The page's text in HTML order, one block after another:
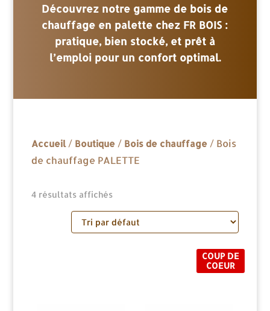
Découvrez notre gamme de bois de
chauffage en palette chez FR BOIS :
pratique, bien stocké, et prêt à
l’emploi pour un confort optimal.
Accueil/ Boutique / Bois de chauffage / Bois
de chauffage PALETTE
4 résultats affichés
COUP DE
COEUR